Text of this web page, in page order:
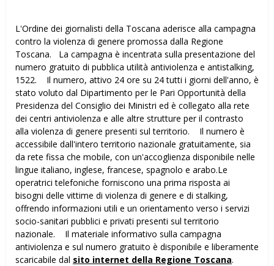
L'Ordine dei giornalisti della Toscana aderisce alla campagna
contro la violenza di genere promossa dalla Regione
Toscana. La campagna è incentrata sulla presentazione del
numero gratuito di pubblica utilità antiviolenza e antistalking,
1522. Il numero, attivo 24 ore su 24 tutti i giorni dell'anno, è
stato voluto dal Dipartimento per le Pari Opportunità della
Presidenza del Consiglio dei Ministri ed è collegato alla rete
dei centri antiviolenza e alle altre strutture per il contrasto
alla violenza di genere presenti sul territorio. Il numero è
accessibile dall'intero territorio nazionale gratuitamente, sia
da rete fissa che mobile, con un'accoglienza disponibile nelle
lingue italiano, inglese, francese, spagnolo e arabo.Le
operatrici telefoniche forniscono una prima risposta ai
bisogni delle vittime di violenza di genere e di stalking,
offrendo informazioni utili e un orientamento verso i servizi
socio-sanitari pubblici e privati presenti sul territorio
nazionale. Il materiale informativo sulla campagna
antiviolenza e sul numero gratuito è disponibile e liberamente
scaricabile dal sito internet della Regione Toscana.